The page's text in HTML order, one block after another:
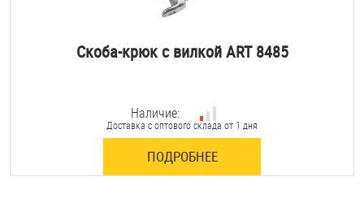
Скоба-крюк с вилкой ART 8485
Наличие:
Доставка с оптового склада от 1 дня
ПОДРОБНЕЕ